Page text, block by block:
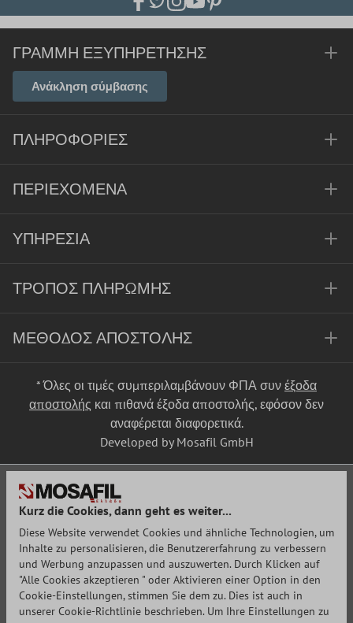
ΓΡΑΜΜΉ ΕΞΥΠΗΡΈΤΗΣΗΣ
Ανάκληση σύμβασης
ΠΛΗΡΟΦΟΡΊΕΣ
ΠΕΡΙΕΧΌΜΕΝΑ
ΥΠΗΡΕΣΊΑ
ΤΡΌΠΟΣ ΠΛΗΡΩΜΉΣ
ΜΈΘΟΔΟΣ ΑΠΟΣΤΟΛΉΣ
* Όλες οι τιμές συμπεριλαμβάνουν ΦΠΑ συν έξοδα
αποστολής και πιθανά έξοδα αποστολής, εφόσον δεν
αναφέρεται διαφορετικά.
Developed by Mosafil GmbH
Kurz die Cookies, dann geht es weiter...
Diese Website verwendet Cookies und ähnliche Technologien, um
Inhalte zu personalisieren, die Benutzererfahrung zu verbessern
und Werbung anzupassen und auszuwerten. Durch Klicken auf
"Alle Cookies akzeptieren " oder Aktivieren einer Option in den
Cookie-Einstellungen, stimmen Sie dem zu. Dies ist auch in
unserer Cookie-Richtlinie beschrieben. Um Ihre Einstellungen zu